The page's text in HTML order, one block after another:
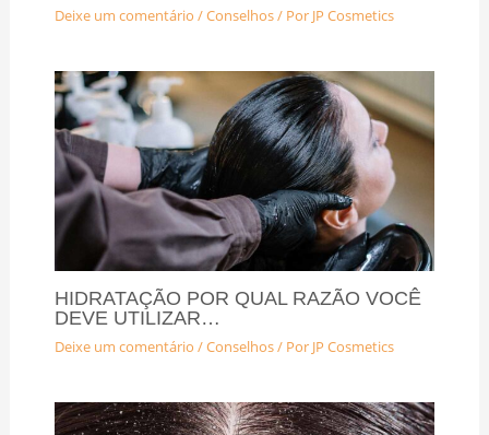
Deixe um comentário /Conselhos/ Por JP Cosmetics
HIDRATAÇÃO POR QUAL RAZÃO VOCÊ
DEVE UTILIZAR…
Deixe um comentário /Conselhos/ Por JP Cosmetics